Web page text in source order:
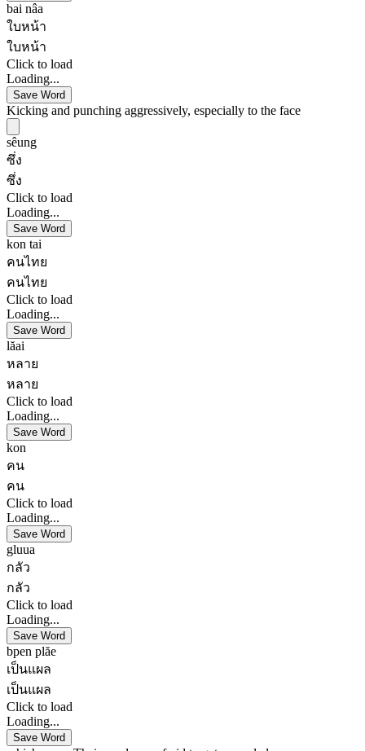
bai nâa
ใบหน้า
ใบหน้า
Click to load
Loading...
Save Word
Kicking and punching aggressively, especially to the face
sêung
ซึ่ง
ซึ่ง
Click to load
Loading...
Save Word
kon tai
คนไทย
คนไทย
Click to load
Loading...
Save Word
lăai
หลาย
หลาย
Click to load
Loading...
Save Word
kon
คน
คน
Click to load
Loading...
Save Word
gluua
กลัว
กลัว
Click to load
Loading...
Save Word
bpen plăe
เป็นแผล
เป็นแผล
Click to load
Loading...
Save Word